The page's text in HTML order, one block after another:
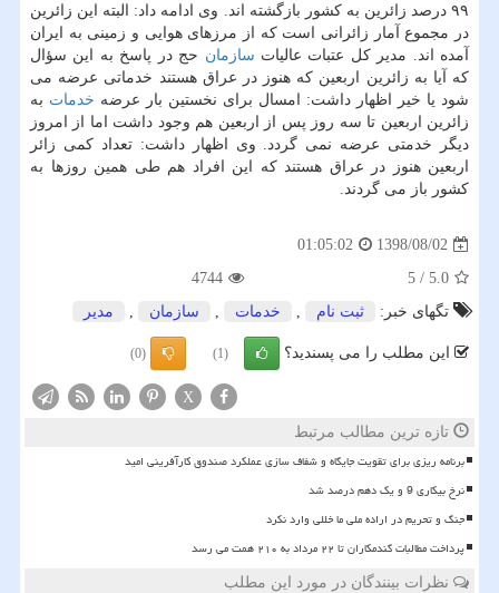
۹۹ درصد زائرین به كشور بازگشته اند. وی ادامه داد: البته این زائرین
در مجموع آمار زائرانی است كه از مرزهای هوایی و زمینی به ایران
آمده اند. مدیر كل عتبات عالیات سازمان حج در پاسخ به این سؤال
كه آیا به زائرین اربعین كه هنوز در عراق هستند خدماتی عرضه می
شود یا خیر اظهار داشت: امسال برای نخستین بار عرضه خدمات به
زائرین اربعین تا سه روز پس از اربعین هم وجود داشت اما از امروز
دیگر خدمتی عرضه نمی گردد. وی اظهار داشت: تعداد كمی زائر
اربعین هنوز در عراق هستند كه این افراد هم طی همین روزها به
كشور باز می گردند.
1398/08/02
01:05:02
5.0
/
5
4744
تگهای خبر:
ثبت نام , خدمات , سازمان , مدیر
این مطلب را می پسندید؟ (1)
(0)
X
تازه ترین مطالب مرتبط
برنامه ریزی برای تقویت جایگاه و شفاف سازی عملکرد صندوق کارآفرینی امید
نرخ بیکاری 9 و یک دهم درصد شد
جنگ و تحریم در اراده ملی ما خللی وارد نکرد
پرداخت مطالبات گندمکاران تا ۲۲ مرداد به ۲۱۰ همت می رسد
نظرات بینندگان در مورد این مطلب